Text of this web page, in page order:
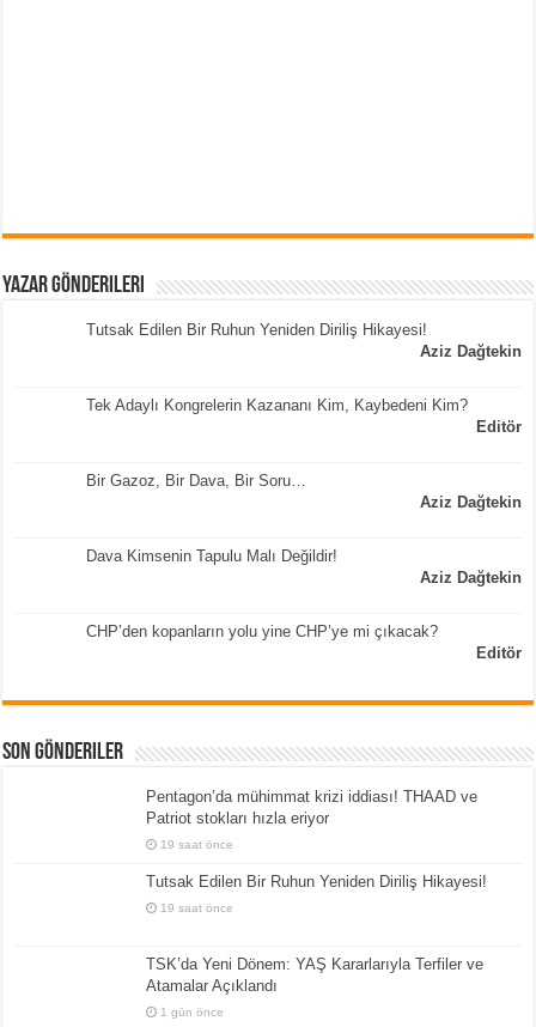
Yazar Gönderileri
Tutsak Edilen Bir Ruhun Yeniden Diriliş Hikayesi!
Aziz Dağtekin
Tek Adaylı Kongrelerin Kazananı Kim, Kaybedeni Kim?
Editör
Bir Gazoz, Bir Dava, Bir Soru…
Aziz Dağtekin
Dava Kimsenin Tapulu Malı Değildir!
Aziz Dağtekin
CHP’den kopanların yolu yine CHP’ye mi çıkacak?
Editör
Son Gönderiler
Pentagon’da mühimmat krizi iddiası! THAAD ve
Patriot stokları hızla eriyor
19 saat önce
Tutsak Edilen Bir Ruhun Yeniden Diriliş Hikayesi!
19 saat önce
TSK’da Yeni Dönem: YAŞ Kararlarıyla Terfiler ve
Atamalar Açıklandı
1 gün önce